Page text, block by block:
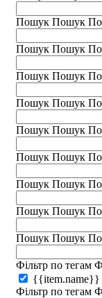
Пошук Пошук
Пошук Пошук
Пошук Пошук
Пошук Пошук
Пошук Пошук
Пошук Пошук
Пошук Пошук
Пошук Пошук
Пошук Пошук
Фільтр по тегам
{{item.name}}
Фільтр по тегам